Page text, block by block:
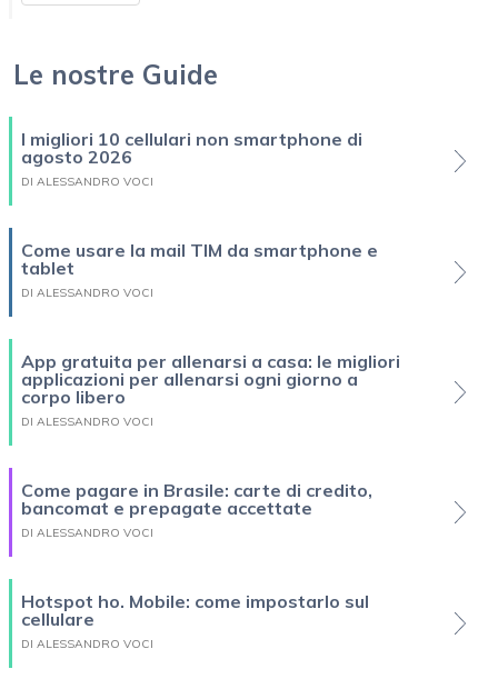
Le nostre Guide
I migliori 10 cellulari non smartphone di
agosto 2026
DI ALESSANDRO VOCI
Come usare la mail TIM da smartphone e
tablet
DI ALESSANDRO VOCI
App gratuita per allenarsi a casa: le migliori
applicazioni per allenarsi ogni giorno a
corpo libero
DI ALESSANDRO VOCI
Come pagare in Brasile: carte di credito,
bancomat e prepagate accettate
DI ALESSANDRO VOCI
Hotspot ho. Mobile: come impostarlo sul
cellulare
DI ALESSANDRO VOCI